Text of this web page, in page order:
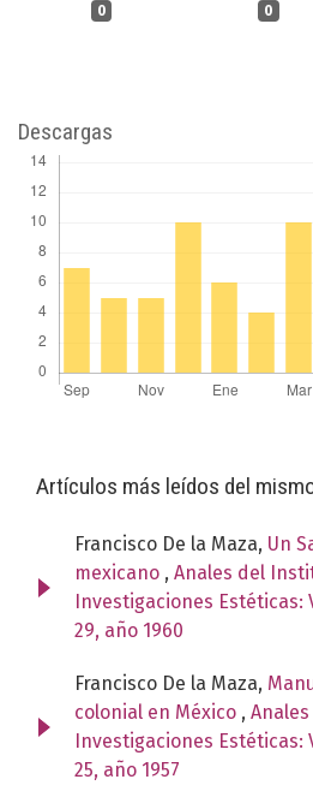
0 0
Descargas
Artículos más leídos del
Francisco De la Maza, Un
mexicano , Anales del
Investigaciones Estéticas:
29, año 1960
Francisco De la Maza,
colonial en México ,
Investigaciones Estéticas:
25, año 1957